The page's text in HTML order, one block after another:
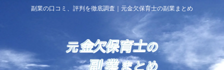
副業の口コミ、評判を徹底調査｜元金欠保育士の副業まとめ